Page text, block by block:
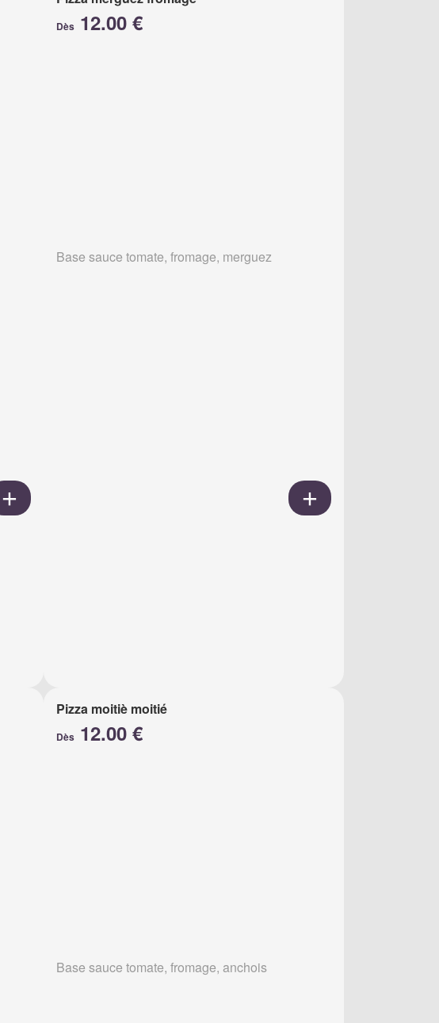
Dès 12.00 €
Base sauce tomate, fromage, merguez
Pizza moitiè moitié
Dès 12.00 €
Base sauce tomate, fromage, anchois